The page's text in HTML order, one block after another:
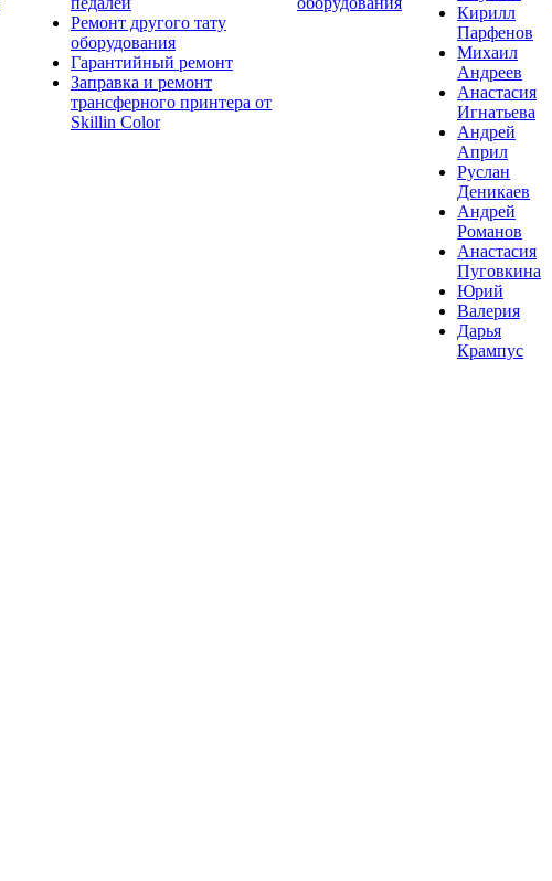
Ремонт другого тату
оборудования
Гарантийный ремонт
Заправка и ремонт
трансферного принтера от
Skillin Color
Кирилл
Парфенов
Михаил
Андреев
Анастасия
Игнатьева
Андрей
Април
Руслан
Деникаев
Андрей
Романов
Анастасия
Пуговкина
Юрий
Валерия
Дарья
Крампус